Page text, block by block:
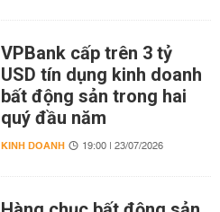
VPBank cấp trên 3 tỷ
USD tín dụng kinh doanh
bất động sản trong hai
quý đầu năm
KINH DOANH 19:00 | 23/07/2026